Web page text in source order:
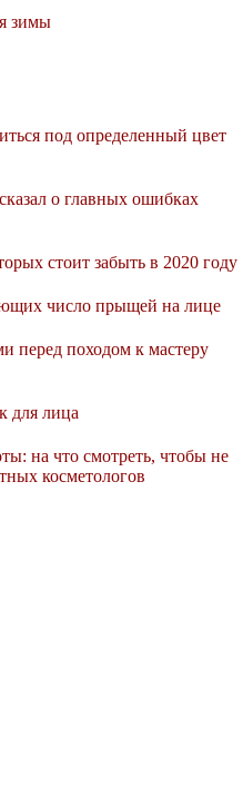
зимы
под определенный цвет
о главных ошибках
стоит забыть в 2020 году
число прыщей на лице
перед походом к мастеру
для лица
на что смотреть, чтобы не
косметологов